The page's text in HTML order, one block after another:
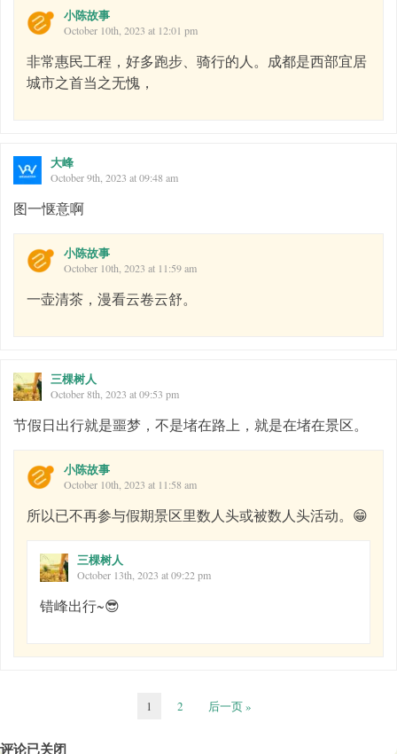
小陈故事
October 10th, 2023 at 12:01 pm
非常惠民工程，好多跑步、骑行的人。成都是西部宜居
城市之首当之无愧，
大峰
October 9th, 2023 at 09:48 am
图一惬意啊
小陈故事
October 10th, 2023 at 11:59 am
一壶清茶，漫看云卷云舒。
三棵树人
October 8th, 2023 at 09:53 pm
节假日出行就是噩梦，不是堵在路上，就是在堵在景区。
小陈故事
October 10th, 2023 at 11:58 am
所以已不再参与假期景区里数人头或被数人头活动。😁
三棵树人
October 13th, 2023 at 09:22 pm
错峰出行~😎
1 2 后一页 »
评论已关闭